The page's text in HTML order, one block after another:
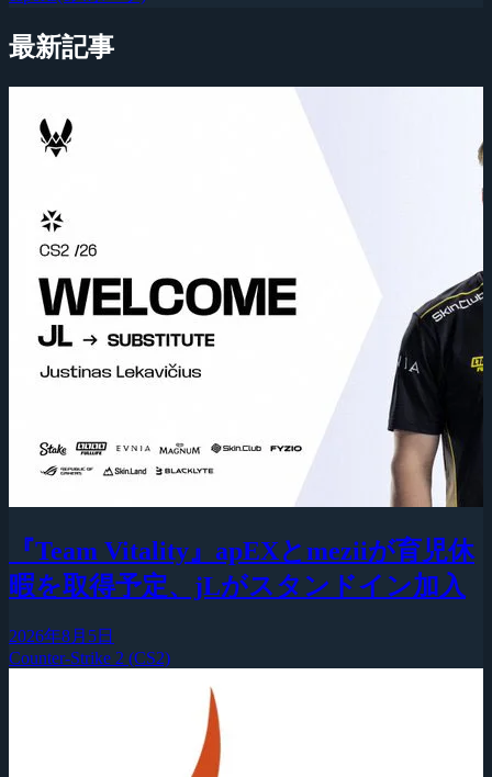
最新記事
『Team Vitality』apEXとmeziiが育児休
暇を取得予定、jLがスタンドイン加入
2026年8月5日
Counter-Strike 2 (CS2)